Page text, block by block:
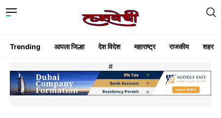
Trending आपला जिल्हा देश विदेश महाराष्ट्र राजकीय शहर
#